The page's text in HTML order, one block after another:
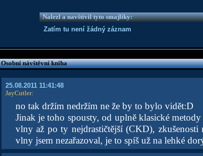
Nalezl a navštívil tyto smajlíky:
Zatím tu není žádný záznam
Osobní návštěvní kniha
25.08.2011 11:41:48
JayCutler:
no tak držím nedržím ne že by to bylo vidět:D
Jinak je toho spousty, od uplně klasické
vlny až po ty nejdrastičtější (CKD), zkušenosti
vlny jsem nezařazoval, je to spíš už na lehké